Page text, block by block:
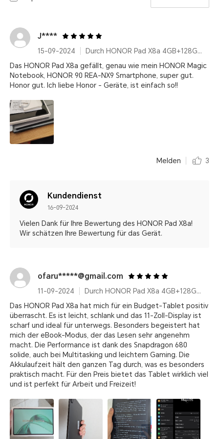
J****
15-09-2024
Durch HONOR Pad X8a 4GB+128GB, 11 Zoll Display, Space Grey, 8300mAh Ultragroßer Akku, Snapdragon 6nm Chipset
Das HONOR Pad X8a gefällt, genau wie mein HONOR Magic
Notebook, HONOR 90 REA-NX9 Smartphone, super gut.
Honor gut. Ich liebe Honor - Geräte, ist einfach so!!
Melden 3
Kundendienst
16-09-2024
Vielen Dank für Ihre Bewertung des HONOR Pad X8a!
Wir schätzen Ihre Bewertung für das Gerät.
ofaru*****@gmail.com
11-09-2024
Durch HONOR Pad X8a 4GB+128GB, 11 Zoll Display, Space Grey, 8300mAh Ultragroßer Akku, Snapdragon 6nm Chipset
Das HONOR Pad X8a hat mich für ein Budget-Tablet positiv
überrascht. Es ist leicht, schlank und das 11-Zoll-Display ist
scharf und ideal für unterwegs. Besonders begeistert hat
mich der eBook-Modus, der das Lesen sehr angenehm
macht. Die Performance ist dank des Snapdragon 680
solide, auch bei Multitasking und leichtem Gaming. Die
Akkulaufzeit hält den ganzen Tag durch, was es besonders
praktisch macht. Für den Preis bietet das Tablet wirklich viel
und ist perfekt für Arbeit und Freizeit!